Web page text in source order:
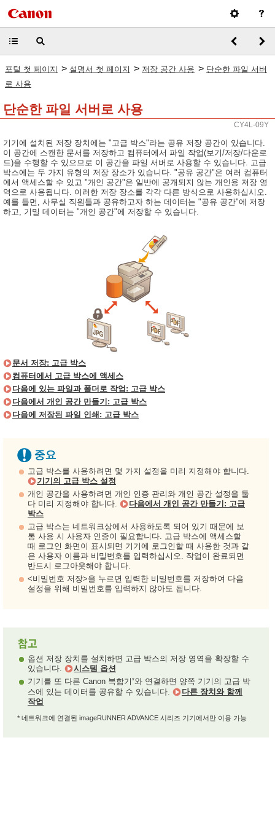
포털 첫 페이지 > 설명서 첫 페이지 > 저장 공간 사용 > 단순한 파일 서버
로 사용
단순한 파일 서버로 사용
CY4L-09Y
기기에 설치된 저장 장치에는 "고급 박스"라는 공유 저장 공간이 있습니다.
이 공간에 스캔한 문서를 저장하고 컴퓨터에서 파일 작업(보기/저장/다운로
드)을 수행할 수 있으므로 이 공간을 파일 서버로 사용할 수 있습니다. 고급
박스에는 두 가지 유형의 저장 장소가 있습니다. "공유 공간"은 여러 컴퓨터
에서 액세스할 수 있고 "개인 공간"은 일반에 공개되지 않는 개인용 저장 영
역으로 사용됩니다. 이러한 저장 장소를 각각 다른 방식으로 사용하십시오.
예를 들면, 사무실 직원들과 공유하고자 하는 데이터는 "공유 공간"에 저장
하고, 기밀 데이터는 "개인 공간"에 저장할 수 있습니다.
문서 저장: 고급 박스
컴퓨터에서 고급 박스에 액세스
다음에 있는 파일과 폴더로 작업: 고급 박스
다음에서 개인 공간 만들기: 고급 박스
다음에 저장된 파일 인쇄: 고급 박스
고급 박스를 사용하려면 몇 가지 설정을 미리 지정해야 합니다.
기기의 고급 박스 설정
개인 공간을 사용하려면 개인 인증 관리와 개인 공간 설정을 둘
다 미리 지정해야 합니다.
다음에서 개인 공간 만들기: 고급
박스
고급 박스는 네트워크상에서 사용하도록 되어 있기 때문에 보
통 사용 시 사용자 인증이 필요합니다. 고급 박스에 액세스할
때 로그인 화면이 표시되면 기기에 로그인할 때 사용한 것과 같
은 사용자 이름과 비밀번호를 입력하십시오. 작업이 완료되면
반드시 로그아웃해야 합니다.
<비밀번호 저장>을 누르면 입력한 비밀번호를 저장하여 다음
설정을 위해 비밀번호를 입력하지 않아도 됩니다.
옵션 저장 장치를 설치하면 고급 박스의 저장 영역을 확장할 수
있습니다.
시스템 옵션
기기를 또 다른 Canon 복합기*와 연결하면 양쪽 기기의 고급 박
스에 있는 데이터를 공유할 수 있습니다.
다른 장치와 함께
작업
* 네트워크에 연결된 imageRUNNER ADVANCE 시리즈 기기에서만 이용 가능